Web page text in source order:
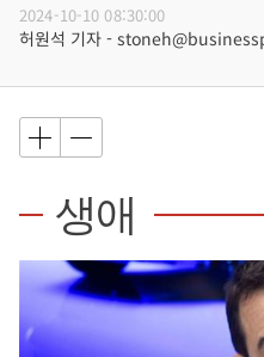
2024-10-10 08:30:00
허원석 기자 -
생애